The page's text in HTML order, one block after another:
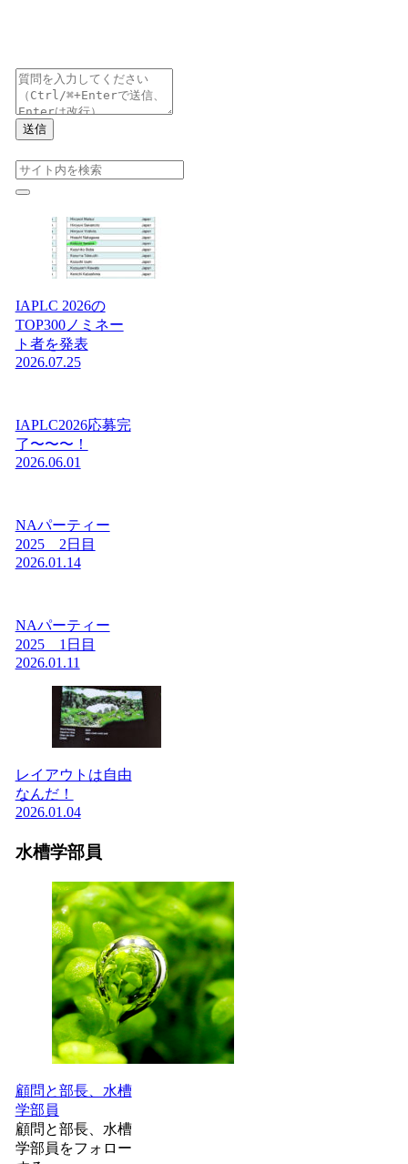
送信
IAPLC 2026の
TOP300ノミネー
ト者を発表
2026.07.25
IAPLC2026応募完
了〜〜〜！
2026.06.01
NAパーティー
2025 2日目
2026.01.14
NAパーティー
2025 1日目
2026.01.11
レイアウトは自由
なんだ！
2026.01.04
水槽学部員
顧問と部長、水槽
学部員
顧問と部長、水槽
学部員をフォロー